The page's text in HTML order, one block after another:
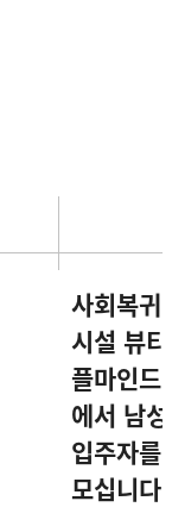
사회복귀
시설 뷰티
플마인드
에서 남성
입주자를
모십니다.